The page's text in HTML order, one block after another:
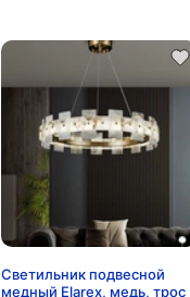
Светильник подвесной
медный Elarex, медь, трос